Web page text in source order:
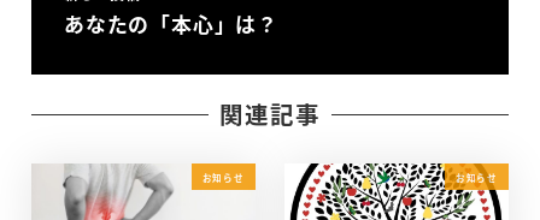
あなたの「本心」は？
関連記事
お知らせ お知らせ